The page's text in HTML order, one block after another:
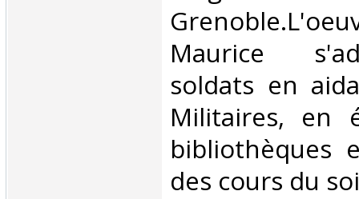
Maurice
soldats en
Militaires, en
bibliothèques
des cours du